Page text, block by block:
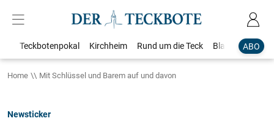
ABO
Teckbotenpokal Kirchheim Rund um die Teck Blaulicht
Home Mit Schlüssel und Barem auf und davon
Newsticker